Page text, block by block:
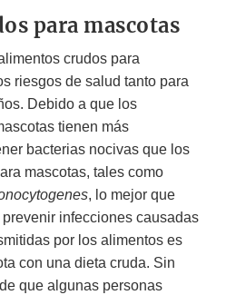
para mascotas
crudos para
riesgos de salud tanto para
Debido a que los
tienen más
bacterias nocivas que los
mascotas, tales como
, lo mejor que
infecciones causadas
por los alimentos es
con una dieta cruda. Sin
que algunas personas